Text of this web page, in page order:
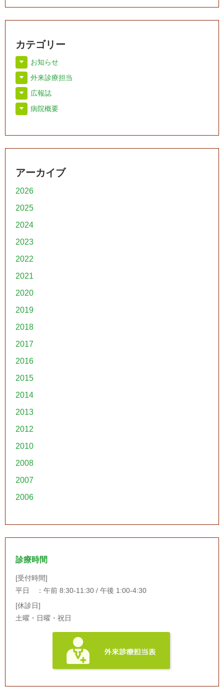
カテゴリー
お知らせ
外来診療担当
広報誌
病院概要
アーカイブ
2026
2025
2024
2023
2022
2021
2020
2019
2018
2017
2016
2015
2014
2013
2012
2010
2008
2007
2006
診療時間
[受付時間]
平日 ：午前 8:30-11:30 / 午後 1:00-4:30
[休診日]
土曜・日曜・祝日